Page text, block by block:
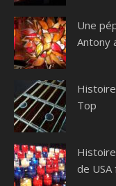
Une
Antony
Histoire
Top
Histoire
de USA